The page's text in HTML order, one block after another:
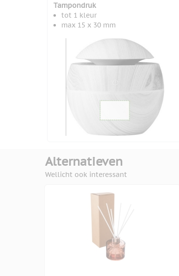
Tampondruk
tot 1 kleur
max 15 x 30 mm
Alternatieven
Wellicht ook interessant